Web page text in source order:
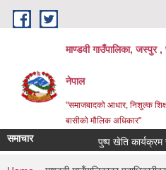
Skip to main content
माण्डवी गाउँपालिका, जस्पुर ,
नेपाल
"समाजबादको आधार, निशुल्क
बासीको मौलिक अधिकार"
समाचार पुष्प खेति कार्यक्रम